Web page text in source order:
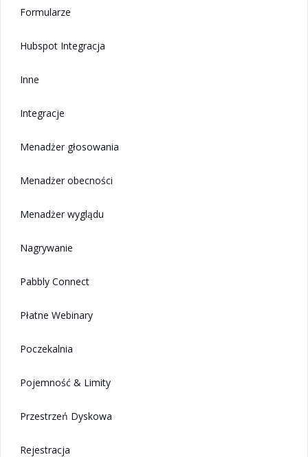
Formularze
Hubspot Integracja
Inne
Integracje
Menadżer głosowania
Menadżer obecności
Menadżer wyglądu
Nagrywanie
Pabbly Connect
Płatne Webinary
Poczekalnia
Pojemność & Limity
Przestrzeń Dyskowa
Rejestracja